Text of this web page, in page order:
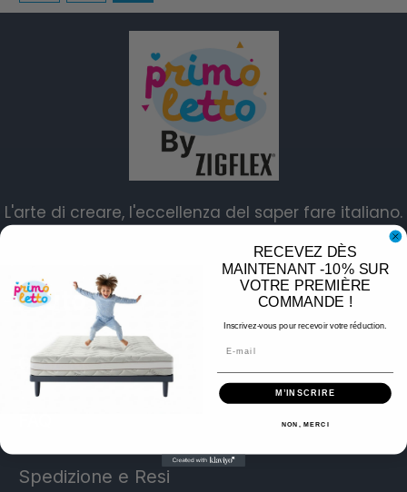
L'arte di creare, l'eccellenza del saper fare italiano.
Aiuto
Contatti
Spedizione e Resi
RECEVEZ DÈS
MAINTENANT -10% SUR
VOTRE PREMIÈRE
COMMANDE !
Inscrivez-vous pour recevoir votre réduction.
M’INSCRIRE
NON, MERCI